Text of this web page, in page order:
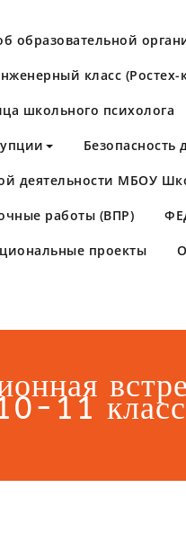
образовательной
класс (Ростех-
школьного психолога
деятельности МБОУ
работы (ВПР)
проекты
11